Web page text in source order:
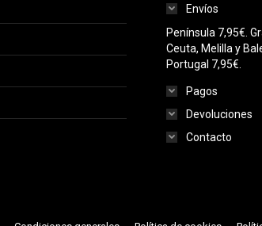
Envíos
Península 7,95€.
Ceuta, Melilla y
Portugal 7,95€.
Pagos
Devoluciones
Contacto